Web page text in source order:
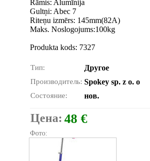
Rāmis: Alumīnija
Gultņi: Abec 7
Riteņu izmērs: 145mm(82A)
Maks. Noslogojums:100kg
Produkta kods: 7327
Тип: Другое
Производитель: Spokey sp. z o. o
Состояние: нов.
Цена: 48 €
Фото: